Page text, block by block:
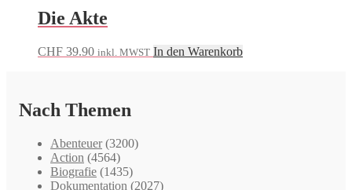
Die Akte
CHF 39.90 inkl. MWST In den Warenkorb
Nach Themen
Abenteuer (3200)
Action (4564)
Biografie (1435)
Dokumentation (2027)